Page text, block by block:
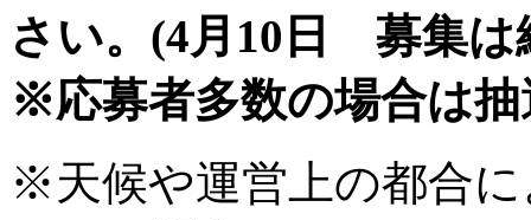
さい。(4月10日 募集は
※応募者多数の場合は
※天候や運営上の都合